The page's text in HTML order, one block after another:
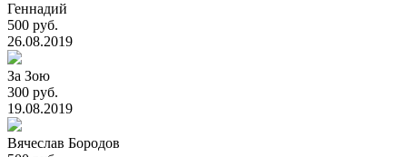
Геннадий
500 руб.
26.08.2019
За Зою
300 руб.
19.08.2019
Вячеслав Бородов